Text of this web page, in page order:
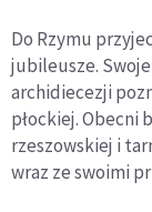
Do Rzymu
jubileusze.
archidiecezji
płockiej. Obecni
rzeszowskiej i
wraz ze swoimi